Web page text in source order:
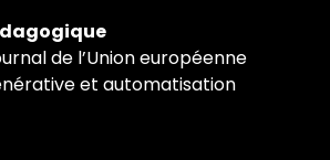
de l’Union européenne
et automatisation